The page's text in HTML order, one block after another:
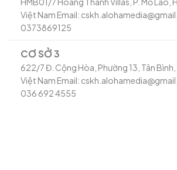
Việt Nam Email:
0373869125
CƠ SỞ 3
622/7 Đ. Cộng Hòa, Phường 13, Tân Bình,
Việt Nam Email:
036 692 4555